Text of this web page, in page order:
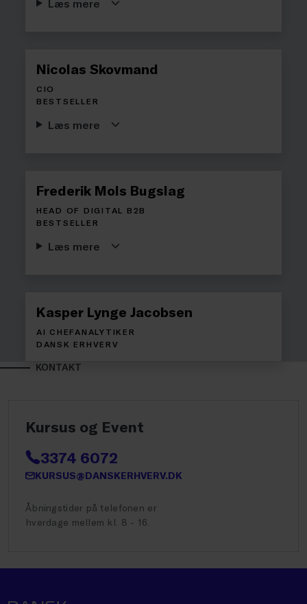
Læs mere
Nicolas Skovmand
CIO
BESTSELLER
Læs mere
Frederik Mols Bugslag
HEAD OF DIGITAL B2B
BESTSELLER
Læs mere
Kasper Lynge Jacobsen
AI CHEFANALYTIKER
DANSK ERHVERV
KONTAKT
Kursus og Event
3374 6072
KURSUS@DANSKERHVERV.DK
Åbningstider på telefonen er
hverdage mellem kl. 8 - 16.